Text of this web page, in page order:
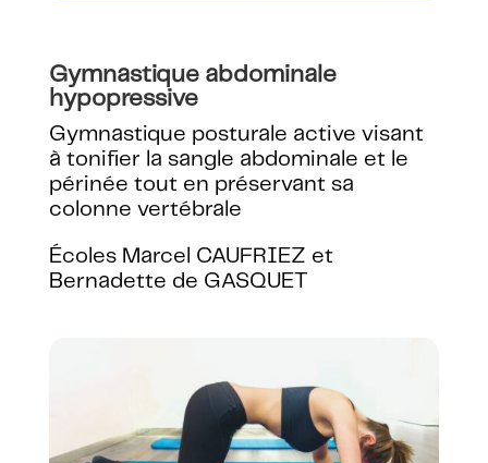
Gymnastique abdominale
hypopressive
Gymnastique posturale active visant
à tonifier la sangle abdominale et le
périnée tout en préservant sa
colonne vertébrale
Écoles Marcel CAUFRIEZ et
Bernadette de GASQUET